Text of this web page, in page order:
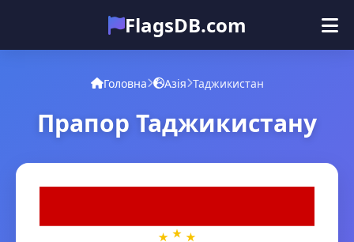
FlagsDB.com
Головна
Вікторина
Головна Азія Таджикистан
Прапор Таджикистану